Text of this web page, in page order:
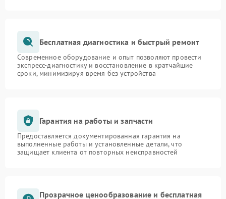
Бесплатная диагностика и быстрый ремонт
Современное оборудование и опыт позволяют провести
экспресс-диагностику и восстановление в кратчайшие
сроки, минимизируя время без устройства
Гарантия на работы и запчасти
Предоставляется документированная гарантия на
выполненные работы и установленные детали, что
защищает клиента от повторных неисправностей
Прозрачное ценообразование и бесплатная